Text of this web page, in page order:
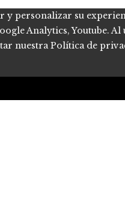
personalizar su
Analytics, Youtube.
nuestra Política de